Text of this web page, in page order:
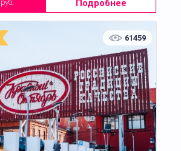
Подробнее
61459